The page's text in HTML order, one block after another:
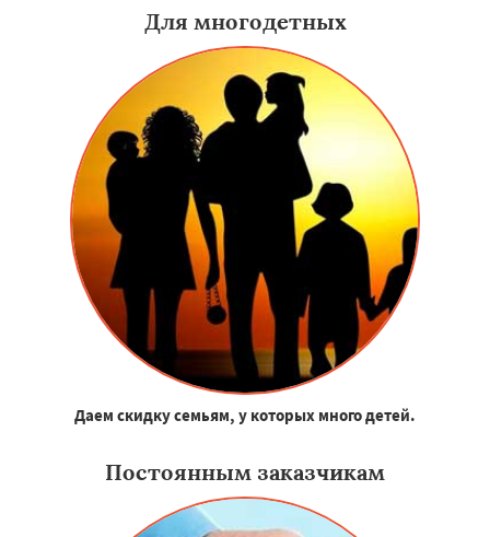
Для многодетных
Даем скидку семьям, у которых много детей.
Постоянным заказчикам